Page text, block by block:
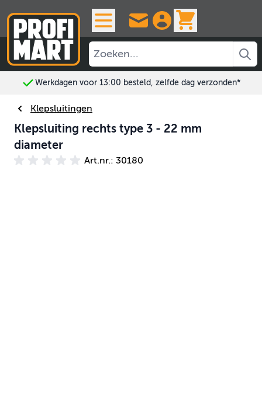
Werkdagen voor 13:00 besteld, zelfde dag verzonden*
Klepsluitingen
Klepsluiting rechts type 3 - 22 mm
diameter
Art.nr.: 30180